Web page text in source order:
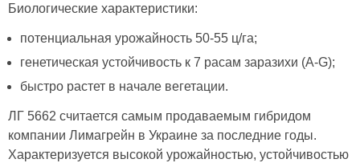
Биологические характеристики:
потенциальная урожайность 50-55 ц/га;
генетическая устойчивость к 7 расам заразихи (A-G);
быстро растет в начале вегетации.
ЛГ 5662 считается самым продаваемым гибридом
компании Лимагрейн в Украине за последние годы.
Характеризуется высокой урожайностью, устойчивостью